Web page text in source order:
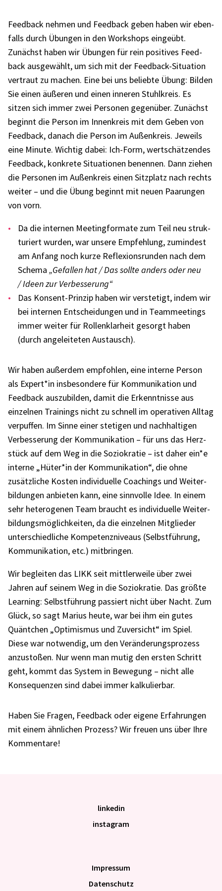
Feed­back nehmen und Feed­back geben haben wir eben­
falls durch Übun­gen in den Work­shops einge­übt.
Zunächst haben wir Übun­gen für rein posi­ti­ves Feed­
back ausge­wählt, um sich mit der Feed­back-Situa­tion
vertraut zu machen. Eine bei uns beliebte Übung: Bilden
Sie einen äuße­ren und einen inne­ren Stuhl­kreis. Es
sitzen sich immer zwei Perso­nen gegen­über. Zunächst
beginnt die Person im Innen­kreis mit dem Geben von
Feed­back, danach die Person im Außen­kreis. Jeweils
eine Minute. Wich­tig dabei: Ich-Form, wert­schät­zen­des
Feed­back, konkrete Situa­tio­nen benen­nen. Dann ziehen
die Perso­nen im Außen­kreis einen Sitz­platz nach rechts
weiter – und die Übung beginnt mit neuen Paarun­gen
von vorn.
Da die inter­nen Meeting­for­mate zum Teil neu struk­
tu­riert wurden, war unsere Empfeh­lung, zumin­dest
am Anfang noch kurze Refle­xi­ons­run­den nach dem
Schema „Gefal­len hat / Das sollte anders oder neu
/ Ideen zur Verbes­se­rung“
Das Konsent-Prin­zip haben wir verste­tigt, indem wir
bei inter­nen Entschei­dun­gen und in Team­mee­tings
immer weiter für Rollen­klar­heit gesorgt haben
(durch ange­lei­te­ten Austausch).
Wir haben außer­dem empfoh­len, eine interne Person
als Expert*in insbe­son­dere für Kommu­ni­ka­tion und
Feed­back auszu­bil­den, damit die Erkennt­nisse aus
einzel­nen Trai­nings nicht zu schnell im opera­ti­ven Alltag
verpuf­fen. Im Sinne einer steti­gen und nach­hal­ti­gen
Verbes­se­rung der Kommu­ni­ka­tion – für uns das Herz­
stück auf dem Weg in die Sozio­kra­tie – ist daher ein*e
interne „Hüter*in der Kommu­ni­ka­tion“, die ohne
zusätz­li­che Kosten indi­vi­du­elle Coachings und Weiter­
bil­dun­gen anbie­ten kann, eine sinn­volle Idee. In einem
sehr hete­ro­ge­nen Team braucht es indi­vi­du­elle Weiter­
bil­dungs­mög­lich­kei­ten, da die einzel­nen Mitglie­der
unter­schied­li­che Kompe­tenz­ni­veaus (Selbst­füh­rung,
Kommu­ni­ka­tion, etc.) mitbrin­gen.
Wir beglei­ten das LIKK seit mitt­ler­weile über zwei
Jahren auf seinem Weg in die Sozio­kra­tie. Das größte
Lear­ning: Selbst­füh­rung passiert nicht über Nacht. Zum
Glück, so sagt Marius heute, war bei ihm ein gutes
Quänt­chen „Opti­mis­mus und Zuver­sicht“ im Spiel.
Diese war notwen­dig, um den Verän­de­rungs­pro­zess
anzu­sto­ßen. Nur wenn man mutig den ersten Schritt
geht, kommt das System in Bewe­gung – nicht alle
Konse­quen­zen sind dabei immer kalku­lier­bar.
Haben Sie Fragen, Feed­back oder eigene Erfah­run­gen
mit einem ähnli­chen Prozess? Wir freuen uns über Ihre
Kommen­tare!
Impres­sum
Daten­schutz
linkedin
instagram